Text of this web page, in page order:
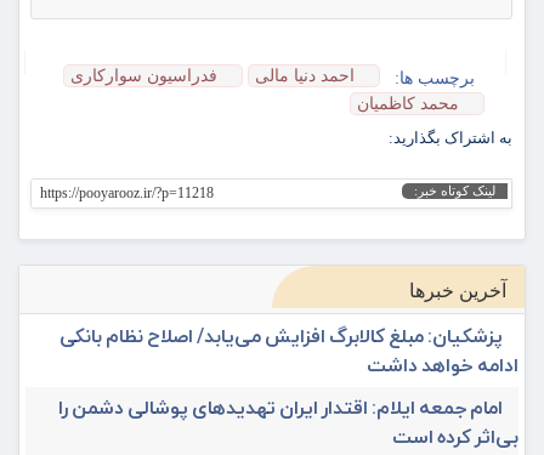
برچسب ها: احمد دنیا مالی
فدراسیون سوارکاری
محمد کاظمیان
به اشتراک بگذارید:
لینک کوتاه خبر: https://pooyarooz.ir/?p=11218
آخرین خبرها
پزشکیان: مبلغ کالابرگ افزایش می‌یابد/ اصلاح نظام بانکی
ادامه خواهد داشت
امام جمعه ایلام: اقتدار ایران تهدیدهای پوشالی دشمن را
بی‌اثر کرده است